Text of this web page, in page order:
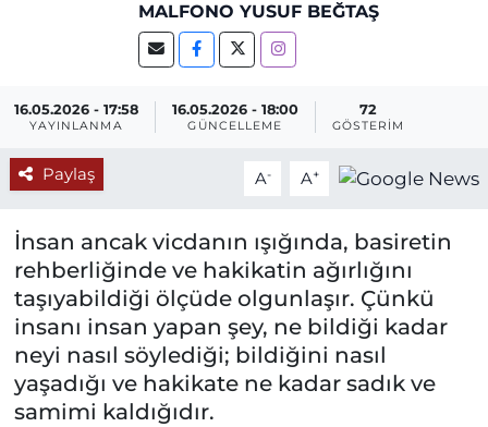
MALFONO YUSUF BEĞTAŞ
16.05.2026 - 17:58
YAYINLANMA
16.05.2026 - 18:00
GÜNCELLEME
72
GÖSTERIM
Paylaş A- A+
İnsan ancak vicdanın ışığında, basiretin
rehberliğinde ve hakikatin ağırlığını
taşıyabildiği ölçüde olgunlaşır. Çünkü
insanı insan yapan şey, ne bildiği kadar
neyi nasıl söylediği; bildiğini nasıl
yaşadığı ve hakikate ne kadar sadık ve
samimi kaldığıdır.